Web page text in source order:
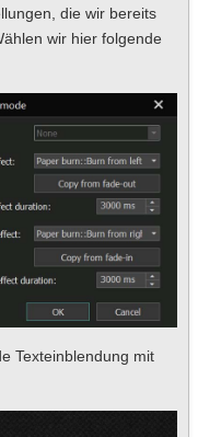
die wir bereits
wir hier folgende
Texteinblendung mit